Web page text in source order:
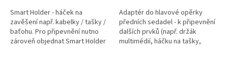
Smart Holder - háček na
zavěšení např. kabelky / tašky /
baťohu. Pro připevnění nutno
zároveň objednat Smart Holder
Adaptér do hlavové opěrky
předních sedadel - k připevnění
dalších prvků (např. držák
multimédií, háčku na tašky,